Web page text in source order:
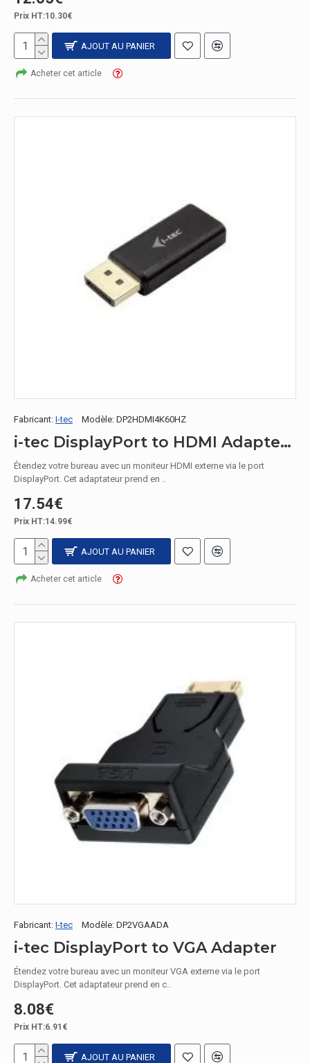
Prix HT:10.30€
AJOUT AU PANIER
Acheter cet article
Fabricant: I-tec Modèle: DP2HDMI4K60HZ
i-tec DisplayPort to HDMI Adapter 4K/60Hz
Étendez votre bureau avec un moniteur HDMI externe via le port
DisplayPort. Cet adaptateur prend en ..
17.54€
Prix HT:14.99€
AJOUT AU PANIER
Acheter cet article
Fabricant: I-tec Modèle: DP2VGAADA
i-tec DisplayPort to VGA Adapter
Étendez votre bureau avec un moniteur VGA externe via le port
DisplayPort. Cet adaptateur prend en c..
8.08€
Prix HT:6.91€
AJOUT AU PANIER